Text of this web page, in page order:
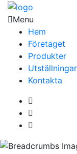
Menu
Hem
Företaget
Produkter
Utställningar
Kontakta